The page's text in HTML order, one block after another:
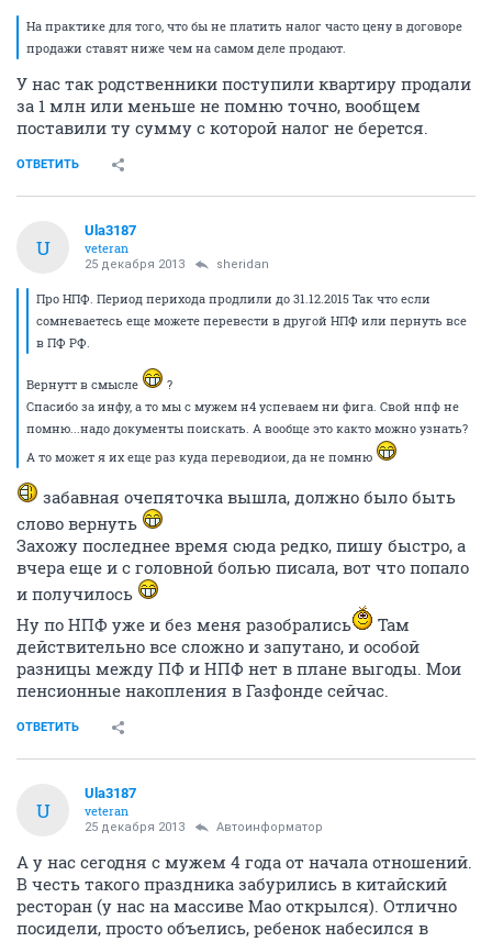
На практике для того, что бы не платить налог часто цену в договоре
продажи ставят ниже чем на самом деле продают.
У нас так родственники поступили квартиру продали
за 1 млн или меньше не помню точно, вообщем
поставили ту сумму с которой налог не берется.
ОТВЕТИТЬ
U
Ula3187
veteran
25 декабря 2013 sheridan
Про НПФ. Период перихода продлили до 31.12.2015 Так что если
сомневаетесь еще можете перевести в другой НПФ или пернуть все
в ПФ РФ.
Вернутт в смысле
?
Спасибо за инфу, а то мы с мужем н4 успеваем ни фига. Свой нпф не
помню...надо документы поискать. А вообще это както можно узнать?
А то может я их еще раз куда переводиои, да не помню
забавная очепяточка вышла, должно было быть
слово вернуть
Захожу последнее время сюда редко, пишу быстро, а
вчера еще и с головной болью писала, вот что попало
и получилось
Ну по НПФ уже и без меня разобрались
Там
действительно все сложно и запутано, и особой
разницы между ПФ и НПФ нет в плане выгоды. Мои
пенсионные накопления в Газфонде сейчас.
ОТВЕТИТЬ
U
Ula3187
veteran
25 декабря 2013 Автоинформатор
А у нас сегодня с мужем 4 года от начала отношений.
В честь такого праздника забурились в китайский
ресторан (у нас на массиве Мао открылся). Отлично
посидели, просто объелись, ребенок набесился в